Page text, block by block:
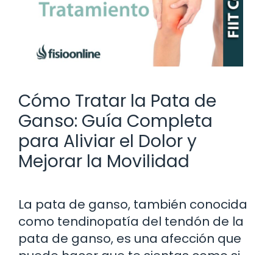
Cómo Tratar la Pata de
Ganso: Guía Completa
para Aliviar el Dolor y
Mejorar la Movilidad
La pata de ganso, también conocida
como tendinopatía del tendón de la
pata de ganso, es una afección que